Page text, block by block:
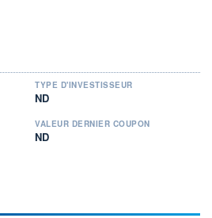
TYPE D'INVESTISSEUR
ND
VALEUR DERNIER COUPON
ND